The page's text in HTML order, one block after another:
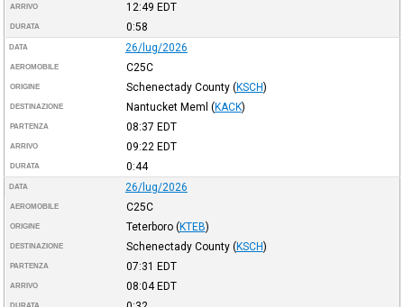
ARRIVO 12:49 EDT
DURATA 0:58
DATA 26/lug/2026
AEROMOBILE C25C
ORIGINE Schenectady County (KSCH)
DESTINAZIONE Nantucket Meml (KACK)
PARTENZA 08:37 EDT
ARRIVO 09:22 EDT
DURATA 0:44
DATA 26/lug/2026
AEROMOBILE C25C
ORIGINE Teterboro (KTEB)
DESTINAZIONE Schenectady County (KSCH)
PARTENZA 07:31 EDT
ARRIVO 08:04 EDT